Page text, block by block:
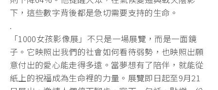
下，這些數字背後都是急切需要支持的生命。
.
「1000女孩影像展」不只是一場展覽，而是一面鏡
子。它映照出我們的社會如何看待弱勢，也映照出願
意付出的愛心能走得多遠。當夢想有了陪伴，就能從
紙上的祝福成為生命裡的力量。展覽即日起至9月21